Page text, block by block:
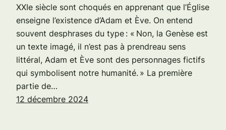
XXIe siècle sont choqués en apprenant que l’Église
enseigne l’existence d’Adam et Ève. On entend
souvent desphrases du type : « Non, la Genèse est
un texte imagé, il n’est pas à prendreau sens
littéral, Adam et Ève sont des personnages fictifs
qui symbolisent notre humanité. » La première
partie de…
12 décembre 2024